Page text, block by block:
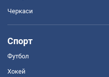
Черкаси
Спорт
Футбол
Хокей